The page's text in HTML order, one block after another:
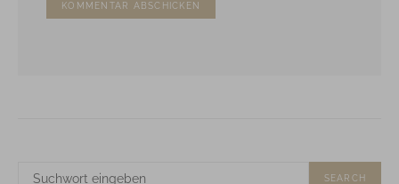
SUCHE
SEARCH